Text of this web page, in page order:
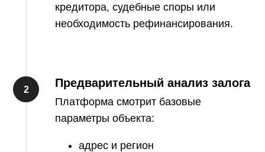
кредитора, судебные споры или
необходимость рефинансирования.
Предварительный анализ залога
Платформа смотрит базовые
параметры объекта:
адрес и регион